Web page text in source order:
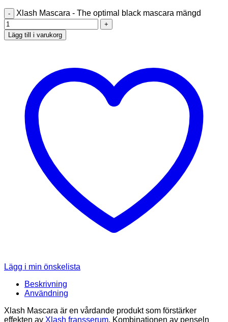
Xlash Mascara - The optimal black mascara mängd
Lägg till i varukorg
Lägg i min önskelista
Beskrivning
Användning
Xlash Mascara är en vårdande produkt som förstärker
effekten av Xlash fransserum. Kombinationen av penseln